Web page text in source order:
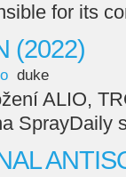
for its
(2022)
duke
ALIO,
SprayDaily